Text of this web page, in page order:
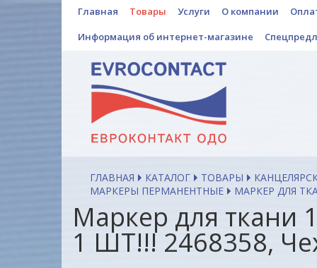
Главная Товары Услуги О компании
Информация об интернет-магазине
ГЛАВНАЯ КАТАЛОГ ТОВАРЫ
МАРКЕРЫ ПЕРМАНЕНТНЫЕ
МАРКЕР ДЛЯ
Маркер для ткани
1 ШТ!!! 2468358,